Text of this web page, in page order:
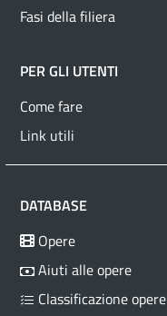
Fasi della filiera
PER GLI UTENTI
Come fare
Link utili
DATABASE
Opere
Aiuti alle opere
Classificazione opere